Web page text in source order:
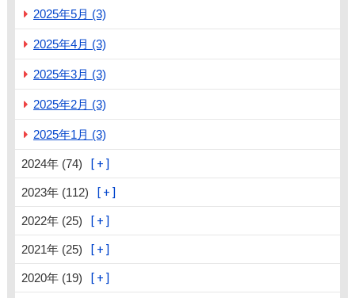
2025年5月 (3)
2025年4月 (3)
2025年3月 (3)
2025年2月 (3)
2025年1月 (3)
2024年 (74)
2023年 (112)
2022年 (25)
2021年 (25)
2020年 (19)